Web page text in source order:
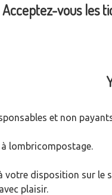
Acceptez-vous les
et non
à lombricompostage.
votre disposition sur
plaisir.